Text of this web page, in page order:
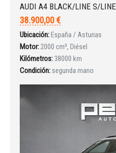
AUDI A4 BLACK/LINE S/LINE
38.900,00 €
Ubicación:España / Asturias
Motor:2000 cm³, Diésel
Kilómetros: 38000 km
Condición: segunda mano